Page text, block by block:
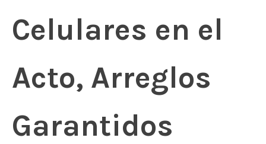
Celulares en el
Acto, Arreglos
Garantidos